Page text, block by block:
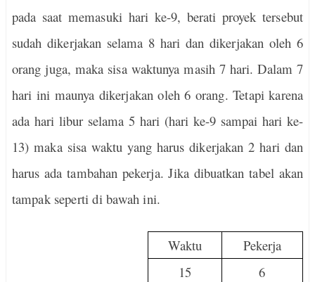
pada saat memasuki hari ke-9, berati proyek tersebut
sudah dikerjakan selama 8 hari dan dikerjakan oleh 6
orang juga, maka sisa waktunya masih 7 hari. Dalam 7
hari ini maunya dikerjakan oleh 6 orang. Tetapi karena
ada hari libur selama 5 hari (hari ke-9 sampai hari ke-
13) maka sisa waktu yang harus dikerjakan 2 hari dan
harus ada tambahan pekerja. Jika dibuatkan tabel akan
tampak seperti di bawah ini.
Waktu
Pekerja
15
6